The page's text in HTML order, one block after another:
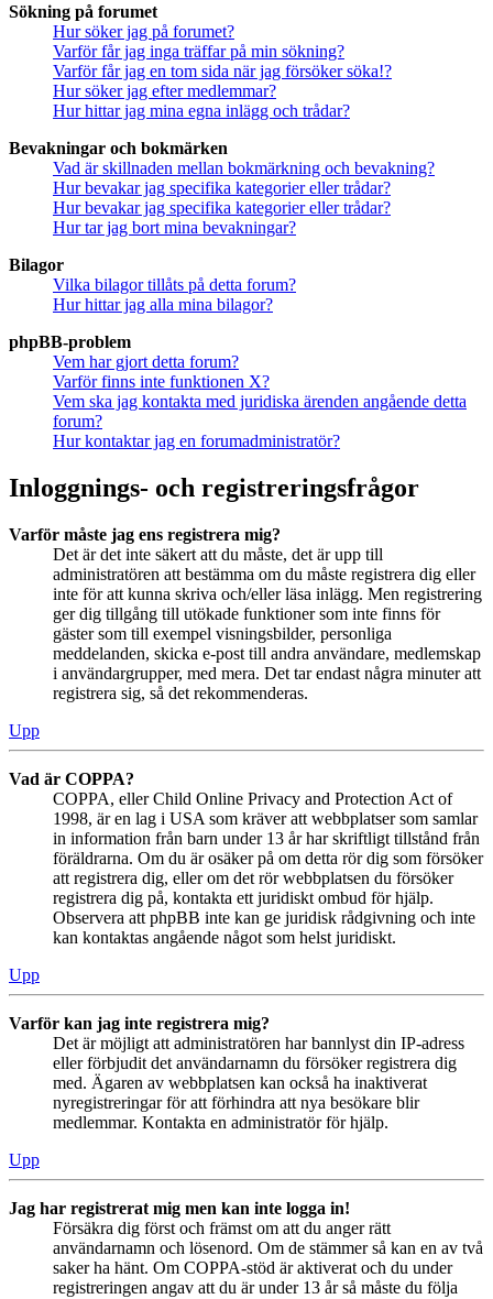
Sökning på forumet
Hur söker jag på forumet?
Varför får jag inga träffar på min sökning?
Varför får jag en tom sida när jag försöker söka!?
Hur söker jag efter medlemmar?
Hur hittar jag mina egna inlägg och trådar?
Bevakningar och bokmärken
Vad är skillnaden mellan bokmärkning och bevakning?
Hur bevakar jag specifika kategorier eller trådar?
Hur bevakar jag specifika kategorier eller trådar?
Hur tar jag bort mina bevakningar?
Bilagor
Vilka bilagor tillåts på detta forum?
Hur hittar jag alla mina bilagor?
phpBB-problem
Vem har gjort detta forum?
Varför finns inte funktionen X?
Vem ska jag kontakta med juridiska ärenden angående detta
forum?
Hur kontaktar jag en forumadministratör?
Inloggnings- och registreringsfrågor
Varför måste jag ens registrera mig?
Det är det inte säkert att du måste, det är upp till
administratören att bestämma om du måste registrera dig eller
inte för att kunna skriva och/eller läsa inlägg. Men registrering
ger dig tillgång till utökade funktioner som inte finns för
gäster som till exempel visningsbilder, personliga
meddelanden, skicka e-post till andra användare, medlemskap
i användargrupper, med mera. Det tar endast några minuter att
registrera sig, så det rekommenderas.
Upp
Vad är COPPA?
COPPA, eller Child Online Privacy and Protection Act of
1998, är en lag i USA som kräver att webbplatser som samlar
in information från barn under 13 år har skriftligt tillstånd från
föräldrarna. Om du är osäker på om detta rör dig som försöker
att registrera dig, eller om det rör webbplatsen du försöker
registrera dig på, kontakta ett juridiskt ombud för hjälp.
Observera att phpBB inte kan ge juridisk rådgivning och inte
kan kontaktas angående något som helst juridiskt.
Upp
Varför kan jag inte registrera mig?
Det är möjligt att administratören har bannlyst din IP-adress
eller förbjudit det användarnamn du försöker registrera dig
med. Ägaren av webbplatsen kan också ha inaktiverat
nyregistreringar för att förhindra att nya besökare blir
medlemmar. Kontakta en administratör för hjälp.
Upp
Jag har registrerat mig men kan inte logga in!
Försäkra dig först och främst om att du anger rätt
användarnamn och lösenord. Om de stämmer så kan en av två
saker ha hänt. Om COPPA-stöd är aktiverat och du under
registreringen angav att du är under 13 år så måste du följa